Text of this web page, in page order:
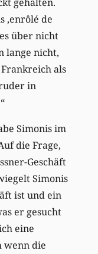
‚enrôlé de
über nicht
lange nicht,
als
in
Simonis im
die Frage,
Geschäft
Simonis
ist und ein
er gesucht
eine
wenn die